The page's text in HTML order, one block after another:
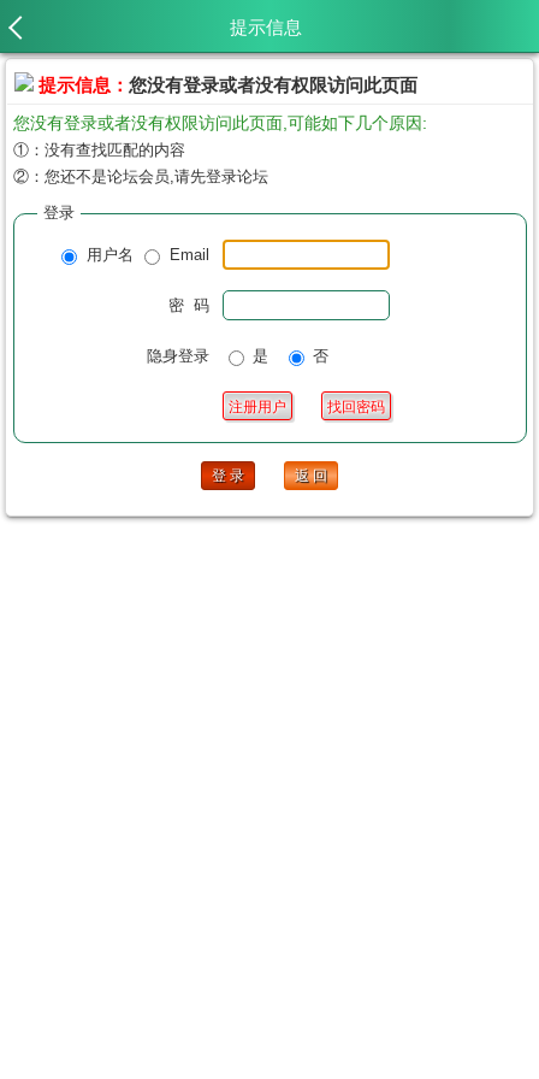
提示信息
提示信息： 您没有登录或者没有权限访问此页面
您没有登录或者没有权限访问此页面,可能如下几个原因:
①：没有查找匹配的内容
②：您还不是论坛会员,请先登录论坛
登录
用户名 Email
密 码
隐身登录 是 否